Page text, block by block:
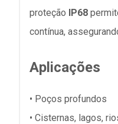
proteção IP68
contínua,
Aplicações
• Poços profundos
• Cisternas, lagos,